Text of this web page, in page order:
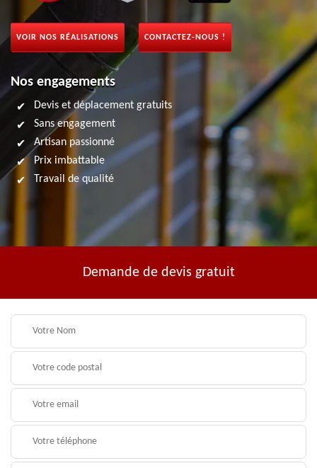
VOIR NOS RÉALISATIONS CONTACTEZ-NOUS !
Nos engagements
Devis et déplacement gratuits
Sans engagement
Artisan passionné
Prix imbattable
Travail de qualité
Demande de devis gratuit